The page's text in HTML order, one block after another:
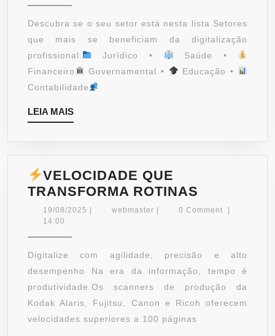
COM
EFICIÊNCIA?
Descubra se o seu setor está nesta lista Setores
que mais se beneficiam da digitalização
profissional:
Jurídico •
Saúde •
Financeiro
Governamental •
Educação •
Contabilidade
LEIA MAISLEIA
MAIS
VELOCIDADE QUE
TRANSFORMA ROTINAS
ROTINAS
19/08/2025 19/08/2025webmaster webmaster0 Comment
14:00
Digitalize com agilidade, precisão e alto
desempenho Na era da informação, tempo é
produtividade.Os scanners de produção da
Kodak Alaris, Fujitsu, Canon e Ricoh oferecem
velocidades superiores a 100 páginas